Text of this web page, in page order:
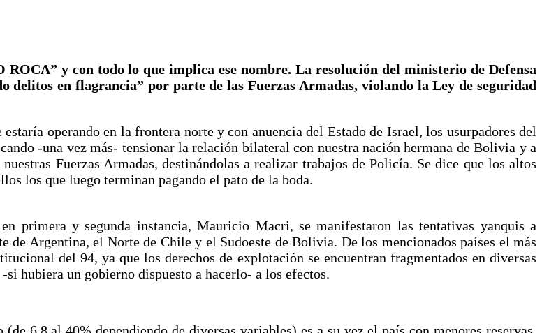
y con todo lo que implica ese nombre.La resolución del ministerio de Defensa
delitos en flagrancia” por parte de las Fuerzas Armadas, violando la Ley de seguridad
operando en la frontera norte y con anuencia del Estado de Israel, los usurpadores del
-una vez más- tensionar la relación bilateral con nuestra nación hermana de Bolivia y a
Fuerzas Armadas, destinándolas a realizar trabajos de Policía. Se dice que los altos
los que luego terminan pagando el pato de la boda.
primera y segunda instancia, Mauricio Macri, se manifestaron las tentativas yanquis a
Argentina, el Norte de Chile y el Sudoeste de Bolivia. De los mencionados países el más
del 94, ya que los derechos de explotación se encuentran fragmentados en diversas
hubiera un gobierno dispuesto a hacerlo- a los efectos.